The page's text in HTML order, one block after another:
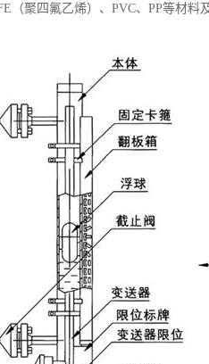
（聚四氟乙烯）、PVC、PP等材